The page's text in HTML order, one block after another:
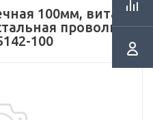
100мм, витая,
проволка
100